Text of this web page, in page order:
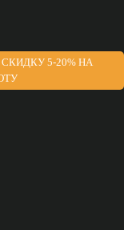
5-20% НА